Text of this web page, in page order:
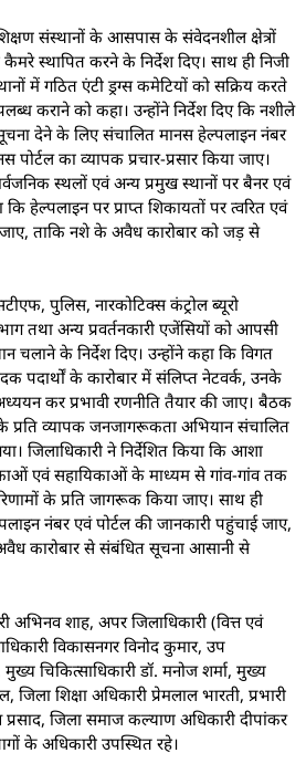
शिक्षण संस्थानों के आसपास के संवेदनशील क्षेत्रों
स्थापित करने के निर्देश दिए। साथ ही निजी
में गठित एंटी ड्रग्स कमेटियों को सक्रिय करते
कराने को कहा। उन्होंने निर्देश दिए कि नशीले
देने के लिए संचालित मानस हेल्पलाइन नंबर
का व्यापक प्रचार-प्रसार किया जाए।
स्थलों एवं अन्य प्रमुख स्थानों पर बैनर एवं
हेल्पलाइन पर प्राप्त शिकायतों पर त्वरित एवं
जाए, ताकि नशे के अवैध कारोबार को जड़ से
पुलिस, नारकोटिक्स कंट्रोल ब्यूरो
तथा अन्य प्रवर्तनकारी एजेंसियों को आपसी
के निर्देश दिए। उन्होंने कहा कि विगत
पदार्थों के कारोबार में संलिप्त नेटवर्क, उनके
कर प्रभावी रणनीति तैयार की जाए। बैठक
के प्रति व्यापक जनजागरूकता अभियान संचालित
जिलाधिकारी ने निर्देशित किया कि आशा
एवं सहायिकाओं के माध्यम से गांव-गांव तक
के प्रति जागरूक किया जाए। साथ ही
नंबर एवं पोर्टल की जानकारी पहुंचाई जाए,
कारोबार से संबंधित सूचना आसानी से
शाह, अपर जिलाधिकारी (वित्त एवं
विकासनगर विनोद कुमार, उप
मुख्य चिकित्साधिकारी डॉ. मनोज शर्मा, मुख्य
जिला शिक्षा अधिकारी प्रेमलाल भारती, प्रभारी
जिला समाज कल्याण अधिकारी दीपांकर
के अधिकारी उपस्थित रहे।